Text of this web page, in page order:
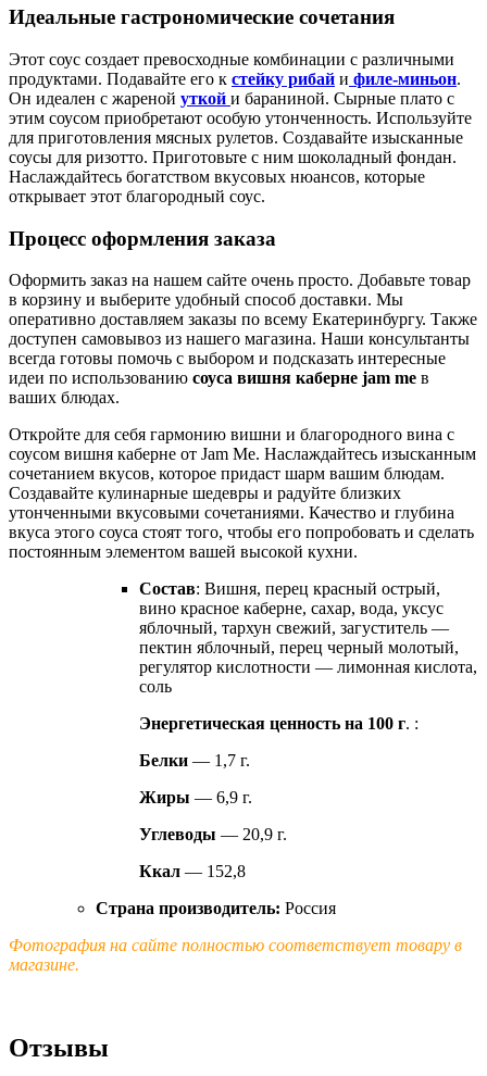
Идеальные гастрономические сочетания
Этот соус создает превосходные комбинации с различными
продуктами. Подавайте его к стейку рибай и филе-миньон.
Он идеален с жареной уткой и бараниной. Сырные плато с
этим соусом приобретают особую утонченность. Используйте
для приготовления мясных рулетов. Создавайте изысканные
соусы для ризотто. Приготовьте с ним шоколадный фондан.
Наслаждайтесь богатством вкусовых нюансов, которые
открывает этот благородный соус.
Процесс оформления заказа
Оформить заказ на нашем сайте очень просто. Добавьте товар
в корзину и выберите удобный способ доставки. Мы
оперативно доставляем заказы по всему Екатеринбургу. Также
доступен самовывоз из нашего магазина. Наши консультанты
всегда готовы помочь с выбором и подсказать интересные
идеи по использованию соуса вишня каберне jam me в
ваших блюдах.
Откройте для себя гармонию вишни и благородного вина с
соусом вишня каберне от Jam Me. Наслаждайтесь изысканным
сочетанием вкусов, которое придаст шарм вашим блюдам.
Создавайте кулинарные шедевры и радуйте близких
утонченными вкусовыми сочетаниями. Качество и глубина
вкуса этого соуса стоят того, чтобы его попробовать и сделать
постоянным элементом вашей высокой кухни.
Состав: Вишня, перец красный острый,
вино красное каберне, сахар, вода, уксус
яблочный, тархун свежий, загуститель —
пектин яблочный, перец черный молотый,
регулятор кислотности — лимонная кислота,
соль
Энергетическая ценность на 100 г. :
Белки — 1,7 г.
Жиры — 6,9 г.
Углеводы — 20,9 г.
Ккал — 152,8
Страна производитель: Россия
Фотография на сайте полностью соответствует товару в
магазине.
Отзывы